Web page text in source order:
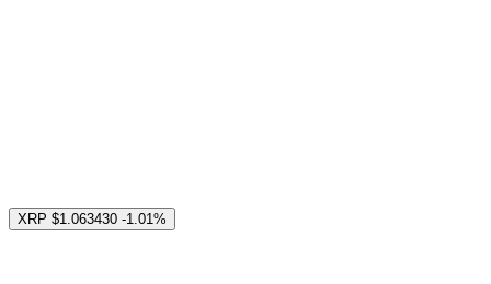
XRP $1.063430 -1.01%